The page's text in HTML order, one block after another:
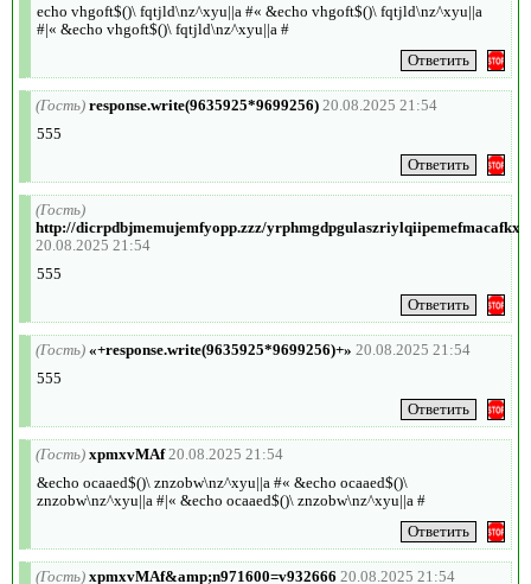
echo vhgoft$()\ fqtjld\nz^xyu||a #« &echo vhgoft$()\ fqtjld\nz^xyu||a
#|« &echo vhgoft$()\ fqtjld\nz^xyu||a #
(Гость) response.write(9635925*9699256) 20.08.2025 21:54
555
(Гость)
http://dicrpdbjmemujemfyopp.zzz/
20.08.2025 21:54
555
(Гость) «+response.write(9635925*9699256)+» 20.08.2025 21:54
555
(Гость) xpmxvMAf 20.08.2025 21:54
&echo ocaaed$()\ znzobw\nz^xyu||a #« &echo ocaaed$()\
znzobw\nz^xyu||a #|« &echo ocaaed$()\ znzobw\nz^xyu||a #
(Гость) xpmxvMAf&amp;n971600=v932666 20.08.2025 21:54